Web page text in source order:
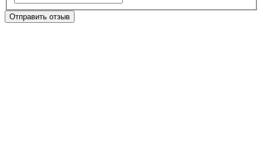
Отправить отзыв